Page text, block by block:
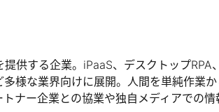
供する企業。iPaaS、デスクトップRPA
様な業界向けに展開。人間を単純作業
ナー企業との協業や独自メディアでの